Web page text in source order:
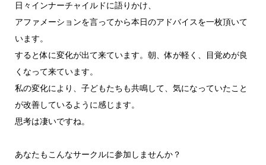
日々インナーチャイルドに語りかけ、
アファメーションを言ってから本日のアドバイスを一枚頂いて
います。
すると体に変化が出て来ています。朝、体が軽く、目覚めが良
くなって来ています。
私の変化により、子どもたちも共鳴して、気になっていたこと
が改善しているように感じます。
思考は凄いですね。
あなたもこんなサークルに参加しませんか？